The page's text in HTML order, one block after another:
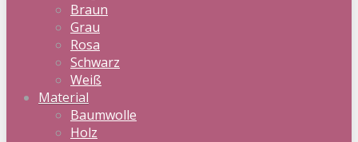
Braun
Grau
Rosa
Schwarz
Weiß
Material
Baumwolle
Holz